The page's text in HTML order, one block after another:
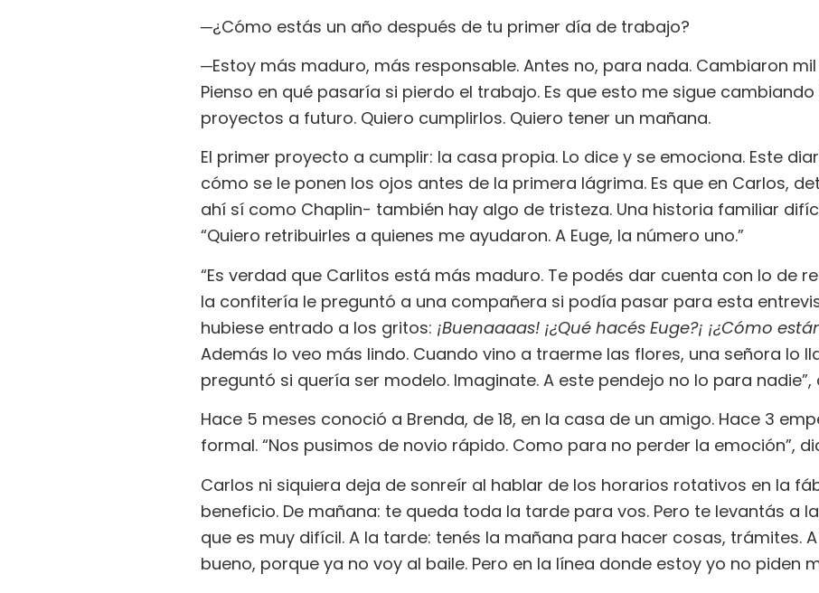
─¿Cómo estás un año después de tu primer día de trabajo?
​─Estoy más maduro, más responsable. Antes no, para nada. Cambiaron
Pienso en qué pasaría si pierdo el trabajo. Es que esto me sigue
proyectos a futuro. Quiero cumplirlos. Quiero tener un mañana.
El primer proyecto a cumplir: la casa propia. Lo dice y se emociona. Este
cómo se le ponen los ojos antes de la primera lágrima. Es que en Carlos,
ahí sí como Chaplin- también hay algo de tristeza. Una historia familiar
“Quiero retribuirles a quienes me ayudaron. A Euge, la número uno.”
“Es verdad que Carlitos está más maduro. Te podés dar cuenta con lo de
la confitería le preguntó a una compañera si podía pasar para esta
hubiese entrado a los gritos: ¡Buenaaaas! ¡¿Qué hacés Euge?¡ ¡¿Cómo
Además lo veo más lindo. Cuando vino a traerme las flores, una señora lo
preguntó si quería ser modelo. Imaginate. A este pendejo no lo para nadie”,
Hace 5 meses conoció a Brenda, de 18, en la casa de un amigo. Hace 3
formal. “Nos pusimos de novio rápido. Como para no perder la emoción”,
Carlos ni siquiera deja de sonreír al hablar de los horarios rotativos en la
beneficio. De mañana: te queda toda la tarde para vos. Pero te levantás a
que es muy difícil. A la tarde: tenés la mañana para hacer cosas, trámites.
bueno, porque ya no voy al baile. Pero en la línea donde estoy yo no piden